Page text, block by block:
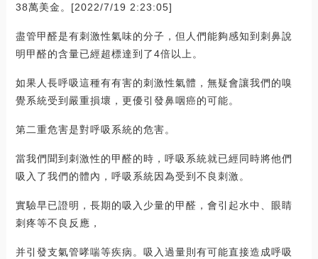
38萬美金。[2022/7/19 2:23:05]
盡管甲醛是有刺激性氣味的分子，但人們能夠感知到刺鼻說
明甲醛的含量已經超標達到了4倍以上。
如果人長呼吸這種有有害的刺激性氣體，無疑會讓我們的嗅
覺系統受到嚴重損壞，更優引發鼻咽癌的可能。
第二重危害是對呼吸系統的危害。
當我們聞到刺激性的甲醛的時，呼吸系統就已經同時將他們
吸入了我們的體內，呼吸系統因為受到不良刺激。
實驗早已證明，長期的吸入少量的甲醛，會引起水中、眼睛
刺疼等不良反應，
并引發支氣管哮喘等疾病。吸入過量則有可能直接造成呼吸